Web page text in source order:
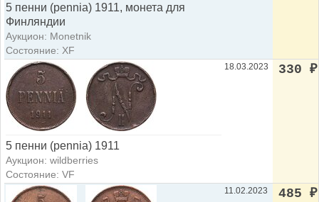
5 пенни (pennia) 1911, монета для
Финляндии
Аукцион: Monetnik
Состояние: XF
5 пенни (pennia) 1911
Аукцион: wildberries
Состояние: VF
18.03.2023 330 ₽
11.02.2023 485 ₽